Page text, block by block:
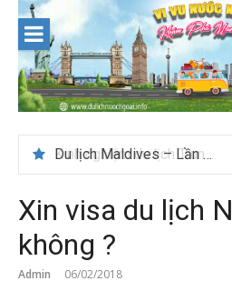
content
Du lịch Maldives – Lần đầu nên đi đâu, chơi gì?
Xin visa du lịch
không ?
Admin 06/02/2018